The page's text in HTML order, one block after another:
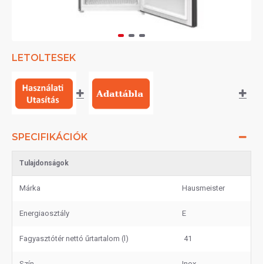
LETOLTESEK
SPECIFIKÁCIÓK
Tulajdonságok
Márka Hausmeister
Energiaosztály E
Fagyasztótér nettó űrtartalom (l) 41